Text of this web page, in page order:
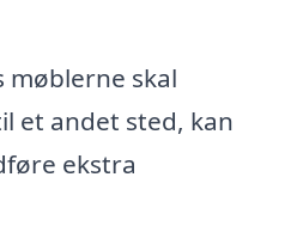
møblerne skal
et andet sted, kan
ekstra